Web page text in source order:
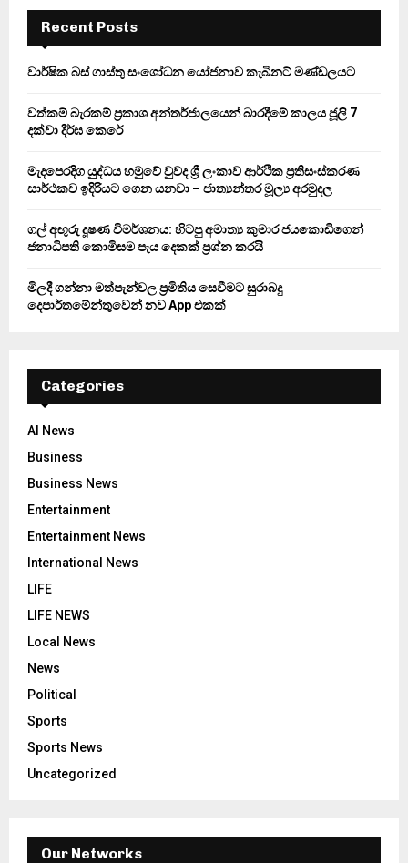
f
r
E
A
Recent Posts
වාර්ෂික බස් ගාස්තු සංශෝධන යෝජනාව කැබිනට් මණ්ඩලයට
වත්කම් බැරකම් ප්‍රකාශ අන්තර්ජාලයෙන් බාරදීමේ කාලය ජූලි 7
දක්වා දීර්ඝ කෙරේ
මැදපෙරදිග යුද්ධය හමුවේ වුවද ශ්‍රී ලංකාව ආර්ථික ප්‍රතිසංස්කරණ
සාර්ථකව ඉදිරියට ගෙන යනවා – ජාත්‍යන්තර මූල්‍ය අරමුදල
ගල් අඟුරු දූෂණ විමර්ශනය: හිටපු අමාත්‍ය කුමාර ජයකොඩිගෙන්
ජනාධිපති කොමිසම පැය දෙකක් ප්‍රශ්න කරයි
මිලදී ගන්නා මත්පැන්වල ප්‍රමිතිය සෙවීමට සුරාබදු
දෙපාර්තමේන්තුවෙන් නව App එකක්
Categories
AI News
Business
Business News
Entertainment
Entertainment News
International News
LIFE
LIFE NEWS
Local News
News
Political
Sports
Sports News
Uncategorized
Our Networks